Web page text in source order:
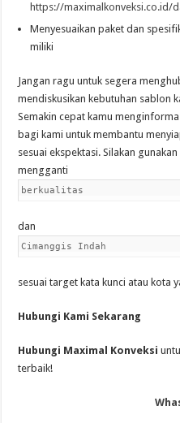
https://maximalkonveksi.co.id/
Menyesuaikan paket dan
miliki
Jangan ragu untuk segera
mendiskusikan kebutuhan sablon
Semakin cepat kamu
bagi kami untuk membantu
sesuai ekspektasi. Silakan
mengganti
berkualitas
dan
Cimanggis Indah
sesuai target kata kunci atau kota
Hubungi Kami Sekarang
Hubungi Maximal Konveksi
terbaik!